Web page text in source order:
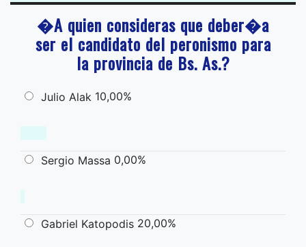
�A quien consideras que deber�a
ser el candidato del peronismo para
la provincia de Bs. As.?
Julio Alak 10,00%
Sergio Massa 0,00%
Gabriel Katopodis 20,00%